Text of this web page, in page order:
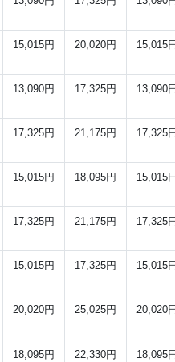
15,015円 20,020円 15,015
13,090円 17,325円 13,090
17,325円 21,175円 17,325
15,015円 18,095円 15,015
17,325円 21,175円 17,325
15,015円 17,325円 15,015
20,020円 25,025円 20,020
18,095円 22,330円 18,095